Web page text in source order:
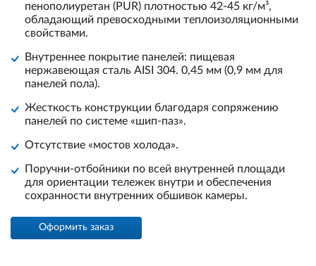
пенополиуретан (PUR) плотностью 42-45 кг/м³,
обладающий превосходными теплоизоляционными
свойствами.
Внутреннее покрытие панелей: пищевая
нержавеющая сталь AISI 304. 0,45 мм (0,9 мм для
панелей пола).
Жесткость конструкции благодаря сопряжению
панелей по системе «шип-паз».
Отсутствие «мостов холода».
Поручни-отбойники по всей внутренней площади
для ориентации тележек внутри и обеспечения
сохранности внутренних обшивок камеры.
Оформить заказ